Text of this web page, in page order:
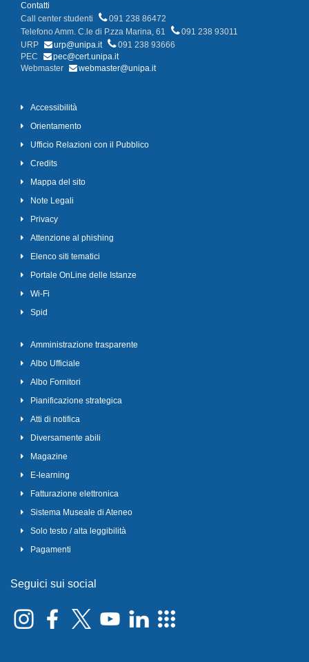
Contatti
Call center studenti
091 238 86472
Telefono Amm. C.le di P.zza Marina, 61
091 238 93011
URP
urp@unipa.it
091 238 93666
PEC
pec@cert.unipa.it
Webmaster
webmaster@unipa.it
Accessibilità
Orientamento
Ufficio Relazioni con il Pubblico
Credits
Mappa del sito
Note Legali
Privacy
Attenzione al phishing
Elenco siti tematici
Portale OnLine delle Istanze
Wi-Fi
Spid
Amministrazione trasparente
Albo Ufficiale
Albo Fornitori
Pianificazione strategica
Atti di notifica
Diversamente abili
Magazine
E-learning
Fatturazione elettronica
Sistema Museale di Ateneo
Solo testo / alta leggibilità
Pagamenti
Seguici sui social